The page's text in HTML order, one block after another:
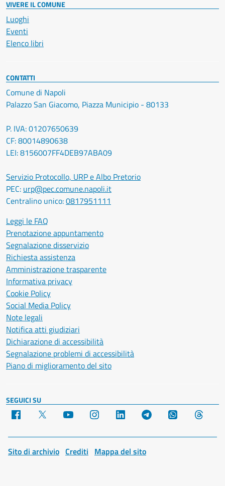
VIVERE IL COMUNE
Luoghi
Eventi
Elenco libri
CONTATTI
Comune di Napoli
Palazzo San Giacomo, Piazza Municipio - 80133
P. IVA: 01207650639
CF: 80014890638
LEI: 8156007FF4DEB97ABA09
Servizio Protocollo, URP e Albo Pretorio
PEC: urp@pec.comune.napoli.it
Centralino unico:0817951111
Leggi le FAQ
Prenotazione appuntamento
Segnalazione disservizio
Richiesta assistenza
Amministrazione trasparente
Informativa privacy
Cookie Policy
Social Media Policy
Note legali
Notifica atti giudiziari
Dichiarazione di accessibilità
Segnalazione problemi di accessibilità
Piano di miglioramento del sito
SEGUICI SU
Facebook YouTube Instagram LinkedIn Telegram WhatsApp
Sito di archivio Crediti Mappa del sito